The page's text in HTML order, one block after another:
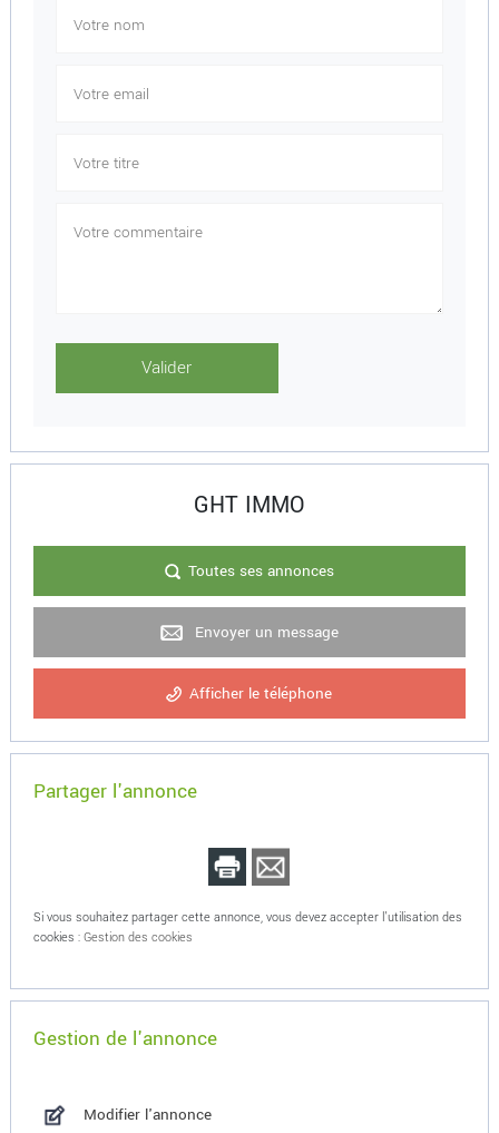
GHT IMMO
Toutes ses annonces
Envoyer un message
Afficher le téléphone
Partager l'annonce
Si vous souhaitez partager cette annonce, vous devez accepter l'utilisation des
cookies : Gestion des cookies
Gestion de l'annonce
Modifier l'annonce